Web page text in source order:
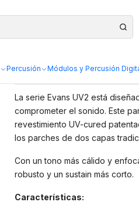
Percusión Módulos y Percusión
La serie Evans UV2 está
comprometer el sonido. Este
revestimiento UV-cured
los parches de dos capas
Con un tono más cálido y
robusto y un sustain más corto.
Características: